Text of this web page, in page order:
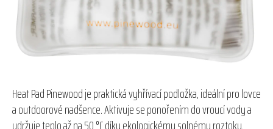
Heat Pad Pinewood je praktická vyhřívací podložka, ideální pro lovce
a outdoorové nadšence. Aktivuje se ponořením do vroucí vody a